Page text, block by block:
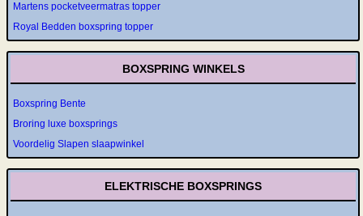
Martens pocketveermatras topper
Royal Bedden boxspring topper
BOXSPRING WINKELS
Boxspring Bente
Broring luxe boxsprings
Voordelig Slapen slaapwinkel
ELEKTRISCHE BOXSPRINGS